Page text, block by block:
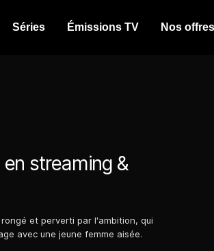
Séries Émissions TV Nos offres
en streaming &
et perverti par l'ambition, qui
avec une jeune femme aisée.